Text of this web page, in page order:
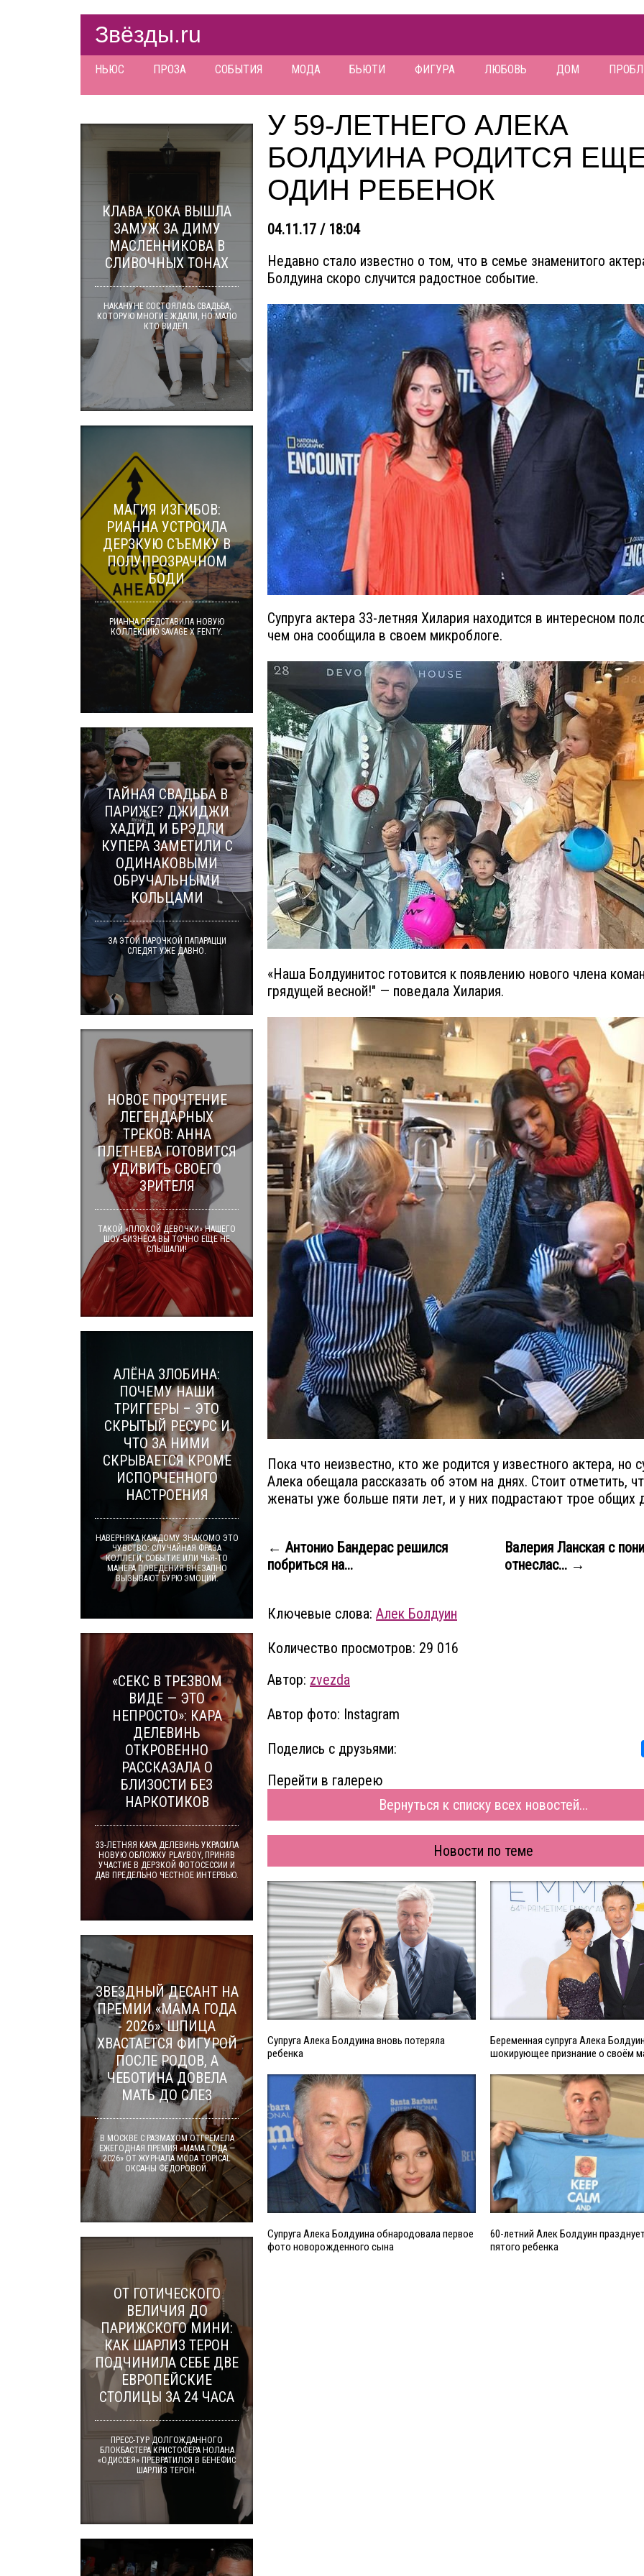
Звёзды.ru
НЬЮС ПРОЗА СОБЫТИЯ МОДА БЬЮТИ ФИГУРА ЛЮБОВЬ ДОМ
У 59-ЛЕТНЕГО АЛЕКА
БОЛДУИНА РОДИТСЯ
ОДИН РЕБЕНОК
04.11.17 / 18:04
Недавно стало известно о том, что в семье знаменитого
Болдуина скоро случится радостное событие.
Супруга актера 33-летняя Хилария находится в интересном
чем она сообщила в своем микроблоге.
«Наша Болдуинитос готовится к появлению нового члена
грядущей весной!" — поведала Хилария.
Пока что неизвестно, кто же родится у известного актера, но
Алека обещала рассказать об этом на днях. Стоит отметить,
женаты уже больше пяти лет, и у них подрастают трое общих
← Антонио Бандерас решился
побриться на...
Валерия Ланская с
отнеслас... →
Ключевые слова: Алек Болдуин
Количество просмотров: 29 016
Автор: zvezda
Автор фото: Instagram
Поделись с друзьями:
Перейти в галерею
Вернуться к списку всех новостей...
Новости по теме
Супруга Алека Болдуина вновь потеряла
ребенка
Беременная супруга Алека
шокирующее признание о своём
Супруга Алека Болдуина обнародовала первое
фото новорожденного сына
60-летний Алек Болдуин
пятого ребенка
КЛАВА КОКА ВЫШЛА
ЗАМУЖ ЗА ДИМУ
МАСЛЕННИКОВА В
СЛИВОЧНЫХ ТОНАХ
НАКАНУНЕ СОСТОЯЛАСЬ СВАДЬБА,
КОТОРУЮ МНОГИЕ ЖДАЛИ, НО МАЛО
КТО ВИДЕЛ.
МАГИЯ ИЗГИБОВ:
РИАННА УСТРОИЛА
ДЕРЗКУЮ СЪЕМКУ В
ПОЛУПРОЗРАЧНОМ
БОДИ
РИАННА ПРЕДСТАВИЛА НОВУЮ
КОЛЛЕКЦИЮ SAVAGE X FENTY.
ТАЙНАЯ СВАДЬБА В
ПАРИЖЕ? ДЖИДЖИ
ХАДИД И БРЭДЛИ
КУПЕРА ЗАМЕТИЛИ С
ОДИНАКОВЫМИ
ОБРУЧАЛЬНЫМИ
КОЛЬЦАМИ
ЗА ЭТОЙ ПАРОЧКОЙ ПАПАРАЦЦИ
СЛЕДЯТ УЖЕ ДАВНО.
НОВОЕ ПРОЧТЕНИЕ
ЛЕГЕНДАРНЫХ
ТРЕКОВ: АННА
ПЛЕТНЕВА ГОТОВИТСЯ
УДИВИТЬ СВОЕГО
ЗРИТЕЛЯ
ТАКОЙ «ПЛОХОЙ ДЕВОЧКИ» НАШЕГО
ШОУ-БИЗНЕСА ВЫ ТОЧНО ЕЩЕ НЕ
СЛЫШАЛИ!
АЛЁНА ЗЛОБИНА:
ПОЧЕМУ НАШИ
ТРИГГЕРЫ – ЭТО
СКРЫТЫЙ РЕСУРС И
ЧТО ЗА НИМИ
СКРЫВАЕТСЯ КРОМЕ
ИСПОРЧЕННОГО
НАСТРОЕНИЯ
НАВЕРНЯКА КАЖДОМУ ЗНАКОМО ЭТО
ЧУВСТВО: СЛУЧАЙНАЯ ФРАЗА
КОЛЛЕГИ, СОБЫТИЕ ИЛИ ЧЬЯ-ТО
МАНЕРА ПОВЕДЕНИЯ ВНЕЗАПНО
ВЫЗЫВАЮТ БУРЮ ЭМОЦИЙ.
«СЕКС В ТРЕЗВОМ
ВИДЕ — ЭТО
НЕПРОСТО»: КАРА
ДЕЛЕВИНЬ
ОТКРОВЕННО
РАССКАЗАЛА О
БЛИЗОСТИ БЕЗ
НАРКОТИКОВ
33-ЛЕТНЯЯ КАРА ДЕЛЕВИНЬ УКРАСИЛА
НОВУЮ ОБЛОЖКУ PLAYBOY, ПРИНЯВ
УЧАСТИЕ В ДЕРЗКОЙ ФОТОСЕССИИ И
ДАВ ПРЕДЕЛЬНО ЧЕСТНОЕ ИНТЕРВЬЮ.
ЗВЕЗДНЫЙ ДЕСАНТ НА
ПРЕМИИ «МАМА ГОДА
- 2026»: ШПИЦА
ХВАСТАЕТСЯ ФИГУРОЙ
ПОСЛЕ РОДОВ, А
ЧЕБОТИНА ДОВЕЛА
МАТЬ ДО СЛЕЗ
В МОСКВЕ С РАЗМАХОМ ОТГРЕМЕЛА
ЕЖЕГОДНАЯ ПРЕМИЯ «МАМА ГОДА —
2026» ОТ ЖУРНАЛА MODA TOPICAL
ОКСАНЫ ФЁДОРОВОЙ.
ОТ ГОТИЧЕСКОГО
ВЕЛИЧИЯ ДО
ПАРИЖСКОГО МИНИ:
КАК ШАРЛИЗ ТЕРОН
ПОДЧИНИЛА СЕБЕ ДВЕ
ЕВРОПЕЙСКИЕ
СТОЛИЦЫ ЗА 24 ЧАСА
ПРЕСС-ТУР ДОЛГОЖДАННОГО
БЛОКБАСТЕРА КРИСТОФЕРА НОЛАНА
«ОДИССЕЯ» ПРЕВРАТИЛСЯ В БЕНЕФИС
ШАРЛИЗ ТЕРОН.